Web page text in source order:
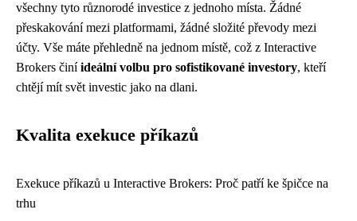
všechny tyto různorodé investice z jednoho místa. Žádné
přeskakování mezi platformami, žádné složité převody mezi
účty. Vše máte přehledně na jednom místě, což z Interactive
Brokers činí ideální volbu pro sofistikované investory, kteří
chtějí mít svět investic jako na dlani.
Kvalita exekuce příkazů
Exekuce příkazů u Interactive Brokers: Proč patří ke špičce na
trhu